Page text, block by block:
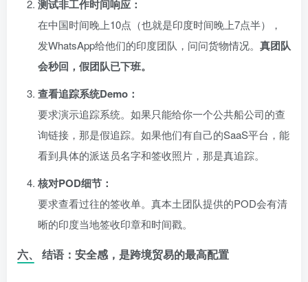
测试非工作时间响应：
在中国时间晚上10点（也就是印度时间晚上7点半），
发WhatsApp给他们的印度团队，问问货物情况。 真团队
会秒回，假团队已下班。
查看追踪系统Demo：
要求演示追踪系统。如果只能给你一个公共船公司的查
询链接，那是假追踪。如果他们有自己的SaaS平台，能
看到具体的派送员名字和签收照片，那是真追踪。
核对POD细节：
要求查看过往的签收单。真本土团队提供的POD会有清
晰的印度当地签收印章和时间戳。
六、 结语：安全感，是跨境贸易的最高配置